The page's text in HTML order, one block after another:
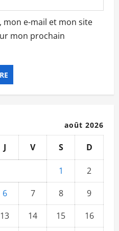
e-mail et mon site
mon prochain
août 2026
J V S D
1
2
6 7 8
9
13 14 15
16